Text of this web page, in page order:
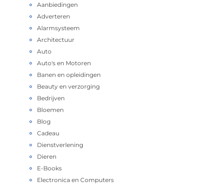
Aanbiedingen
Adverteren
Alarmsysteem
Architectuur
Auto
Auto's en Motoren
Banen en opleidingen
Beauty en verzorging
Bedrijven
Bloemen
Blog
Cadeau
Dienstverlening
Dieren
E-Books
Electronica en Computers